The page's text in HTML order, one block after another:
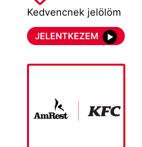
Kedvencnek jelölöm
JELENTKEZEM